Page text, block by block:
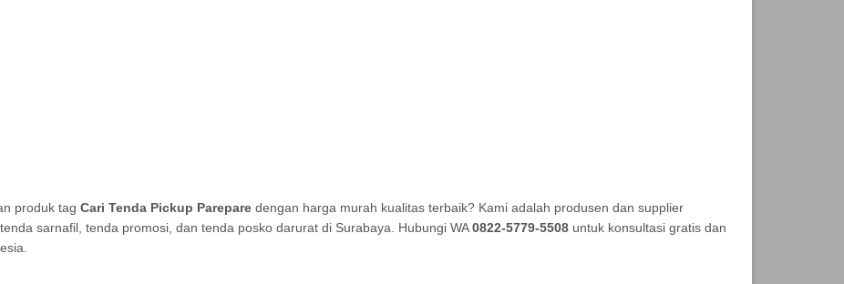
produk tag Cari Tenda Pickup Pareparedengan harga murah kualitas terbaik? Kami adalah produsen dan supplier
sarnafil, tenda promosi, dan tenda posko darurat di Surabaya. Hubungi WA0822-5779-5508untuk konsultasi gratis dan